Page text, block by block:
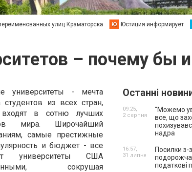
улиц Краматорска Ю Юстиция информирует
– почему бы
университеты - мечта
студентов из всех стран,
в сотню лучших
мира. Широчайший
самые престижные
и бюджет - все
университеты США
сокрушая
Останні
"Можемо
все, що
надра
09:25,
2 серпня
Посилки
податкові
16:57,
31 липня